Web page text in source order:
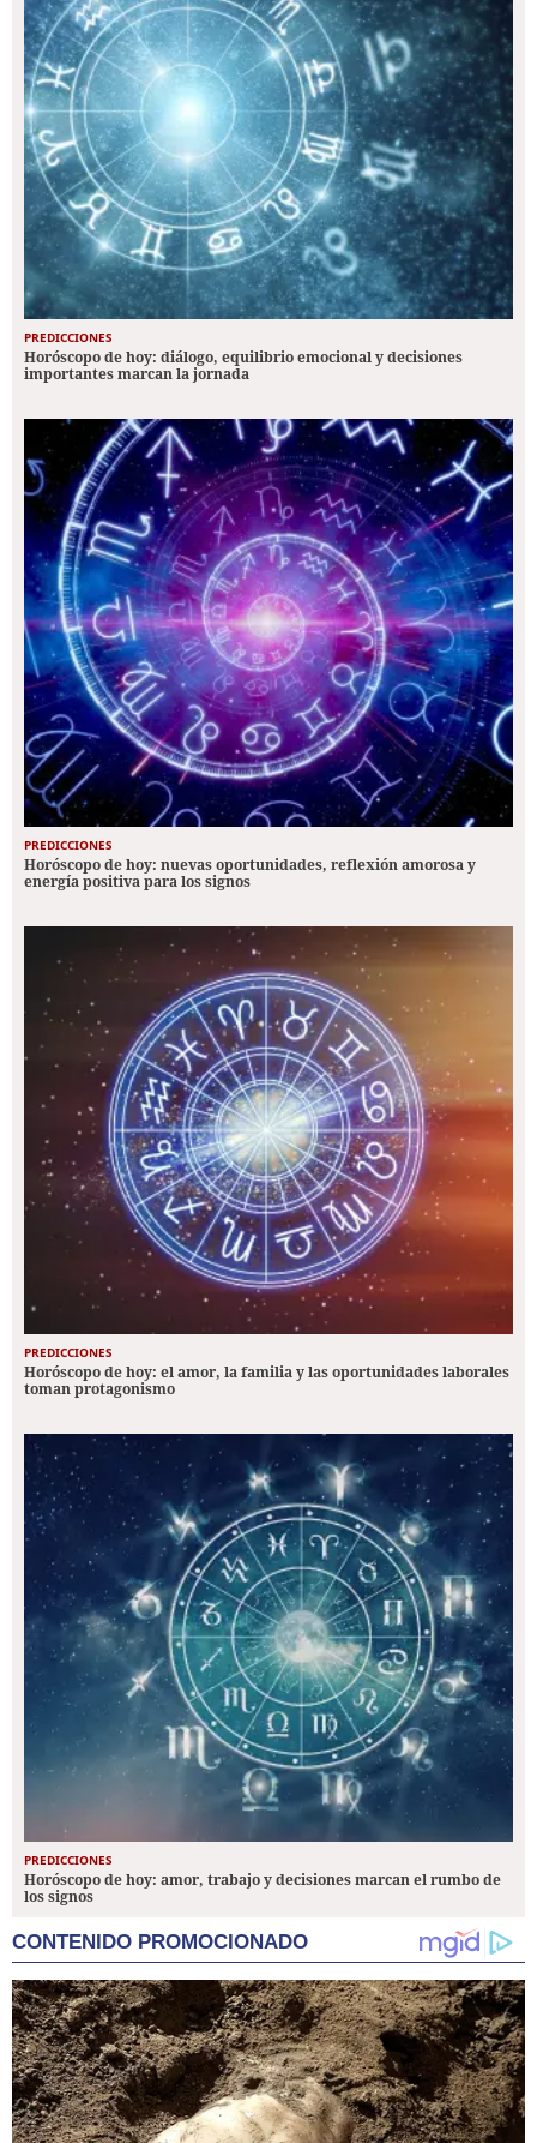
PREDICCIONES
Horóscopo de hoy: diálogo, equilibrio emocional y decisiones
importantes marcan la jornada
PREDICCIONES
Horóscopo de hoy: nuevas oportunidades, reflexión amorosa y
energía positiva para los signos
PREDICCIONES
Horóscopo de hoy: el amor, la familia y las oportunidades laborales
toman protagonismo
PREDICCIONES
Horóscopo de hoy: amor, trabajo y decisiones marcan el rumbo de
los signos
CONTENIDO PROMOCIONADO